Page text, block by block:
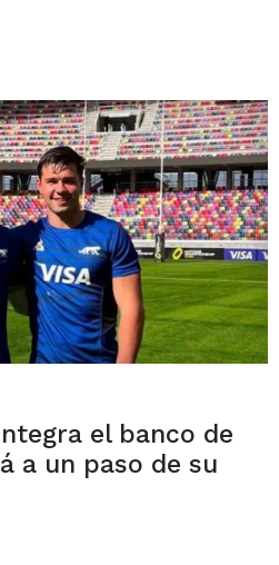
el banco de
a un paso de su